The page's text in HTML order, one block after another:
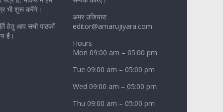
भी शुरू करेंगे।
हेतु आप सभी पाठकों
है।
अमर उजियारा
editor@amarujiyara.com
Hours
Mon 09:00 am – 05:00 pm
Tue 09:00 am – 05:00 pm
Wed 09:00 am – 05:00 pm
Thu 09:00 am – 05:00 pm